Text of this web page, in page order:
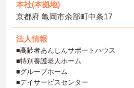
本社(本拠地)
京都府 亀岡市余部町中条17
法人情報
■高齢者あんしんサポートハウス
■特別養護老人ホーム
■グループホーム
■デイサービスセンター